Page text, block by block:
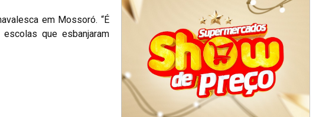
em Mossoró. “É
que esbanjaram